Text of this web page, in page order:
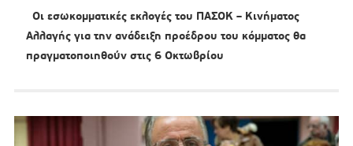
Οι εσωκομματικές εκλογές του ΠΑΣΟΚ – Κινήματος
Αλλαγής για την ανάδειξη προέδρου του κόμματος θα
πραγματοποιηθούν στις 6 Οκτωβρίου